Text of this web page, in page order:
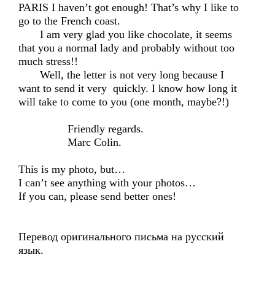
PARIS I haven’t got enough! That’s why I like to
go to the French coast.
I am very glad you like chocolate, it seems
that you a normal lady and probably without too
much stress!!
Well, the letter is not very long because I
want to send it very quickly. I know how long it
will take to come to you (one month, maybe?!)
Friendly regards.
Marc Colin.
This is my photo, but…
I can’t see anything with your photos…
If you can, please send better ones!
Перевод оригинального письма на русский
язык.